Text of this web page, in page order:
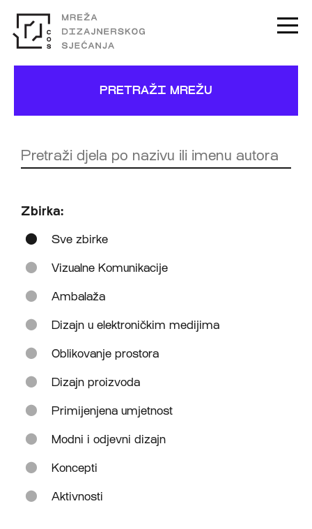
PRETRAŽI MREŽU
Zbirka:
Sve zbirke
Vizualne Komunikacije
Ambalaža
Dizajn u elektroničkim medijima
Oblikovanje prostora
Dizajn proizvoda
Primijenjena umjetnost
Modni i odjevni dizajn
Koncepti
Aktivnosti